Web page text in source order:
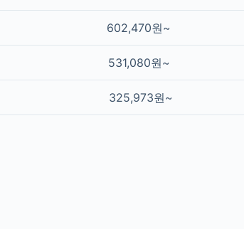
602,470원~
531,080원~
325,973원~